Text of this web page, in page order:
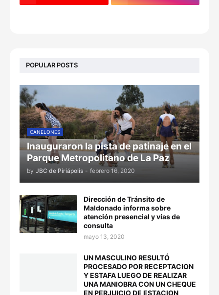
POPULAR POSTS
CANELONES
Inauguraron la pista de patinaje en el
Parque Metropolitano de La Paz
by JBC de Piriápolis - febrero 16, 2020
Dirección de Tránsito de
Maldonado informa sobre
atención presencial y vías de
consulta
mayo 13, 2020
UN MASCULINO RESULTÓ
PROCESADO POR RECEPTACION
Y ESTAFA LUEGO DE REALIZAR
UNA MANIOBRA CON UN CHEQUE
EN PERJUICIO DE ESTACION